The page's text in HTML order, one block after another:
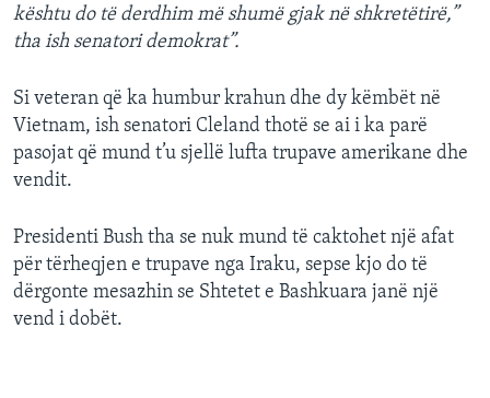
kështu do të derdhim më shumë gjak në shkretëtirë,”
tha ish senatori demokrat”.
Si veteran që ka humbur krahun dhe dy këmbët në
Vietnam, ish senatori Cleland thotë se ai i ka parë
pasojat që mund t’u sjellë lufta trupave amerikane dhe
vendit.
Presidenti Bush tha se nuk mund të caktohet një afat
për tërheqjen e trupave nga Iraku, sepse kjo do të
dërgonte mesazhin se Shtetet e Bashkuara janë një
vend i dobët.